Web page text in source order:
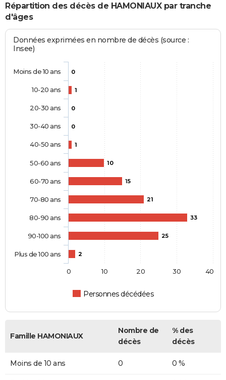
Répartition des décès de HAMONIAUX par tranche
d'âges
Données exprimées en nombre de décès (source :
Insee)
0
1
0
0
1
10
15
21
33
25
2
Personnes décédées
Moins de 10 ans
10-20 ans
20-30 ans
30-40 ans
40-50 ans
50-60 ans
60-70 ans
70-80 ans
80-90 ans
90-100 ans
Plus de 100 ans
0 10 20 30 40
Famille HAMONIAUX
Nombre de
décès
% des
décès
Moins de 10 ans 0 0 %